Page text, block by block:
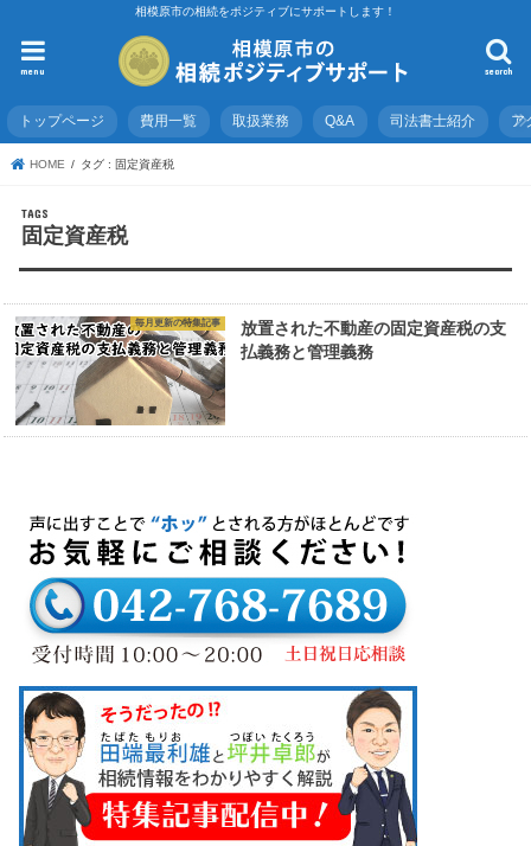
相模原市の相続をポジティブにサポートします！
search
menu
トップページ 費用一覧 取扱業務 Q&A 司法書士紹介 ア
HOME タグ : 固定資産税
固定資産税
毎月更新の特集記事
放置された不動産の固定資産税の支
払義務と管理義務